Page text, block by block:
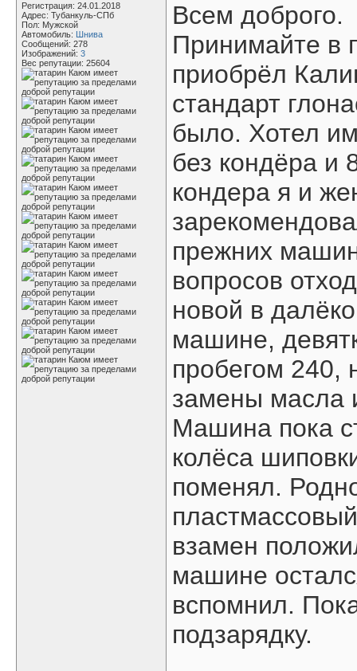
Регистрация: 24.01.2018
Адрес: Тубанкуль-СПб
Пол: Мужской
Автомобиль: Шнива
Сообщений: 278
Изображений: 3
Вес репутации: 25604
Всем доброго.
Принимайте в
приобрёл
стандарт
было. Хотел
без кондёра и
кондера я и
прежних
вопросов
новой в
машине,
пробегом 240,
замены масла
Машина пока
колёса
поменял.
взамен
машине
вспомнил.
подзарядку.